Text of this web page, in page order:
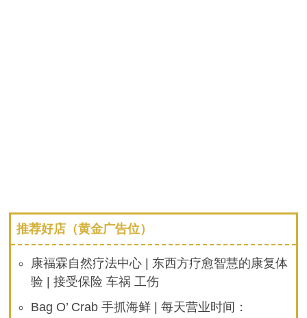
推荐好店（黄金广告位）
康福霖自然疗法中心 | 东西方疗愈智慧的康复体
验 | 接受保险 车祸 工伤
Bag O’ Crab 手抓海鲜 | 每天营业时间：